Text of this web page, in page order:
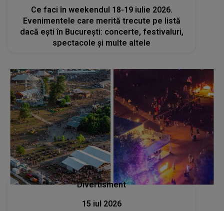
Ce faci în weekendul 18-19 iulie 2026.
Evenimentele care merită trecute pe listă
dacă ești în București: concerte, festivaluri,
spectacole și multe altele
Divertisment
15 iul 2026